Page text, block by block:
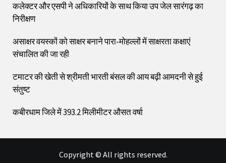
कलेक्टर और एसपी ने अधिकारियों के साथ किया उप जेल सारंगढ़ का
निरीक्षण
असाक्षर वयस्कों को साक्षर बनाने पारा-मोहल्लों में साक्षरता कक्षाएं
संचालित की जा रही
टमाटर की खेती से श्रीमती भारती बंसल की आय बढ़ी आमदनी से हुई
संतुष्ट
कबीरधाम जिले में 393.2 मिलीमीटर औसत वर्षा
Copyright © All rights reserved.